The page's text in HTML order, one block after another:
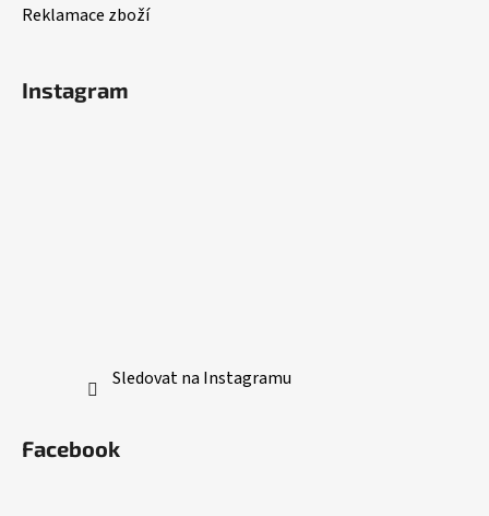
Reklamace zboží
Instagram
Sledovat na Instagramu
Facebook